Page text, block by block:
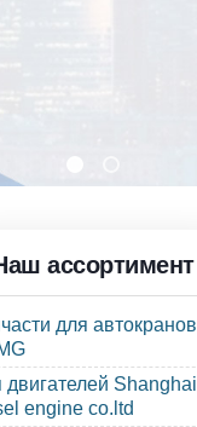
ассортимент
для автокранов
двигателей Shanghai
engine co.ltd